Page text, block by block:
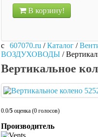
В корзину!
607070.ru /Каталог /
ВОЗДУХОВОДЫ /
Вертикальное
0.0/5 оценка (0 голосов)
Производитель